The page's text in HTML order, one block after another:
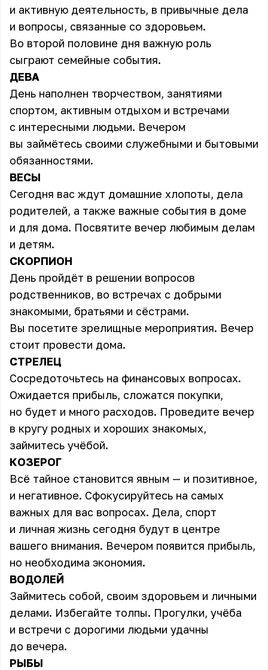
и активную деятельность, в привычные дела
и вопросы, связанные со здоровьем.
Во второй половине дня важную роль
сыграют семейные события.
ДЕВА
День наполнен творчеством, занятиями
спортом, активным отдыхом и встречами
с интересными людьми. Вечером
вы займётесь своими служебными и бытовыми
обязанностями.
ВЕСЫ
Сегодня вас ждут домашние хлопоты, дела
родителей, а также важные события в доме
и для дома. Посвятите вечер любимым делам
и детям.
СКОРПИОН
День пройдёт в решении вопросов
родственников, во встречах с добрыми
знакомыми, братьями и сёстрами.
Вы посетите зрелищные мероприятия. Вечер
стоит провести дома.
СТРЕЛЕЦ
Сосредоточьтесь на финансовых вопросах.
Ожидается прибыль, сложатся покупки,
но будет и много расходов. Проведите вечер
в кругу родных и хороших знакомых,
займитесь учёбой.
КОЗЕРОГ
Всё тайное становится явным — и позитивное,
и негативное. Сфокусируйтесь на самых
важных для вас вопросах. Дела, спорт
и личная жизнь сегодня будут в центре
вашего внимания. Вечером появится прибыль,
но необходима экономия.
ВОДОЛЕЙ
Займитесь собой, своим здоровьем и личными
делами. Избегайте толпы. Прогулки, учёба
и встречи с дорогими людьми удачны
до вечера.
РЫБЫ